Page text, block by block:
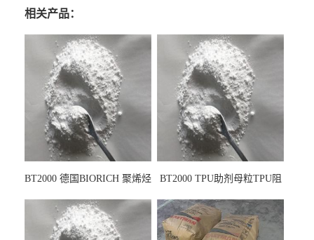
相关产品：
BT2000 德国BIORICH 聚烯烃
墨阻燃剂 TPU抗黄变剂 抗黄
变耐黄剂
BT2000 TPU助剂母粒TPU阻
剂雾面滑剂防粘剂 TPU抗黄
变剂 抗黄变耐黄剂